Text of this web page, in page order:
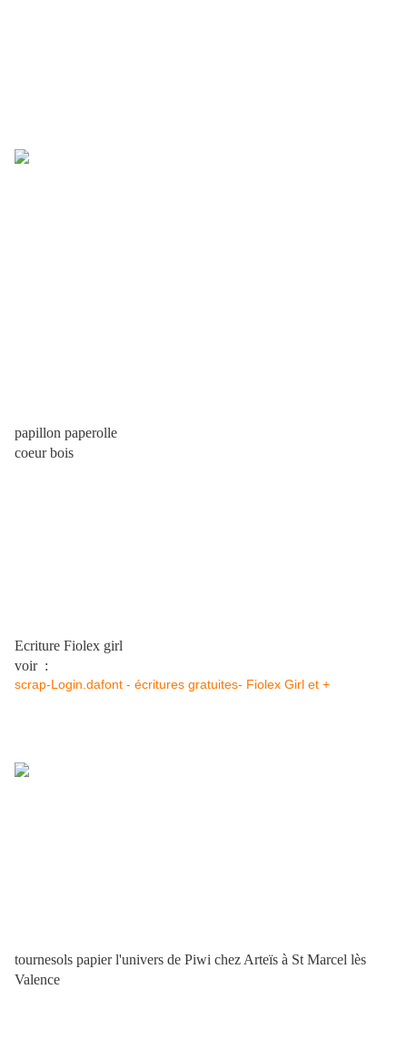
papillon paperolle
coeur bois
Ecriture Fiolex girl
voir :
scrap-Login.dafont - écritures gratuites- Fiolex Girl et +
tournesols papier l'univers de Piwi chez Arteïs à St Marcel lès
Valence